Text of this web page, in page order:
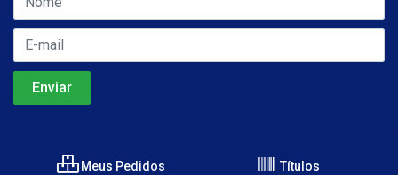
Meus Pedidos Títulos